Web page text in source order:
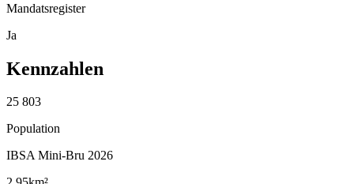
Mandatsregister
Ja
Kennzahlen
25 803
Population
IBSA Mini-Bru 2026